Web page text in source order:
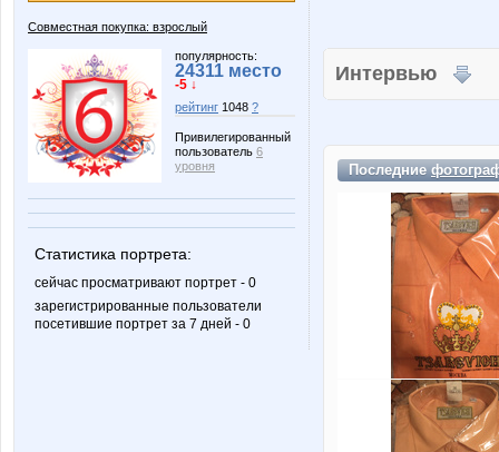
Совместная покупка: взрослый
популярность:
24311 место
-5 ↓
рейтинг 1048 ?
Привилегированный
пользователь 6
уровня
Статистика портрета:
сейчас просматривают портрет - 0
зарегистрированные пользователи
посетившие портрет за 7 дней - 0
Интервью
Последние